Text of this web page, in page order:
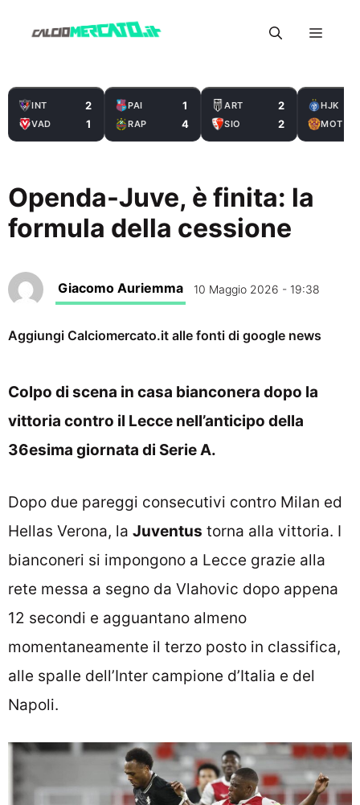
Menu
INT 2
VAD 1
PAI 1
RAP 4
ART 2
SIO 2
HJK
MOT
Openda-Juve, è finita: la
formula della cessione
Giacomo Auriemma 10 Maggio 2026 - 19:38
Aggiungi Calciomercato.it alle fonti di google news
Colpo di scena in casa bianconera dopo la
vittoria contro il Lecce nell’anticipo della
36esima giornata di Serie A.
Dopo due pareggi consecutivi contro Milan ed
Hellas Verona, la Juventus torna alla vittoria. I
bianconeri si impongono a Lecce grazie alla
rete messa a segno da Vlahovic dopo appena
12 secondi e agguantano almeno
momentaneamente il terzo posto in classifica,
alle spalle dell’Inter campione d’Italia e del
Napoli.